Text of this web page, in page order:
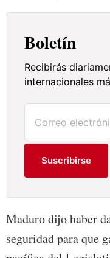
Boletín
Recibirás
internacionales
Suscribirse
Maduro dijo haber
seguridad para que